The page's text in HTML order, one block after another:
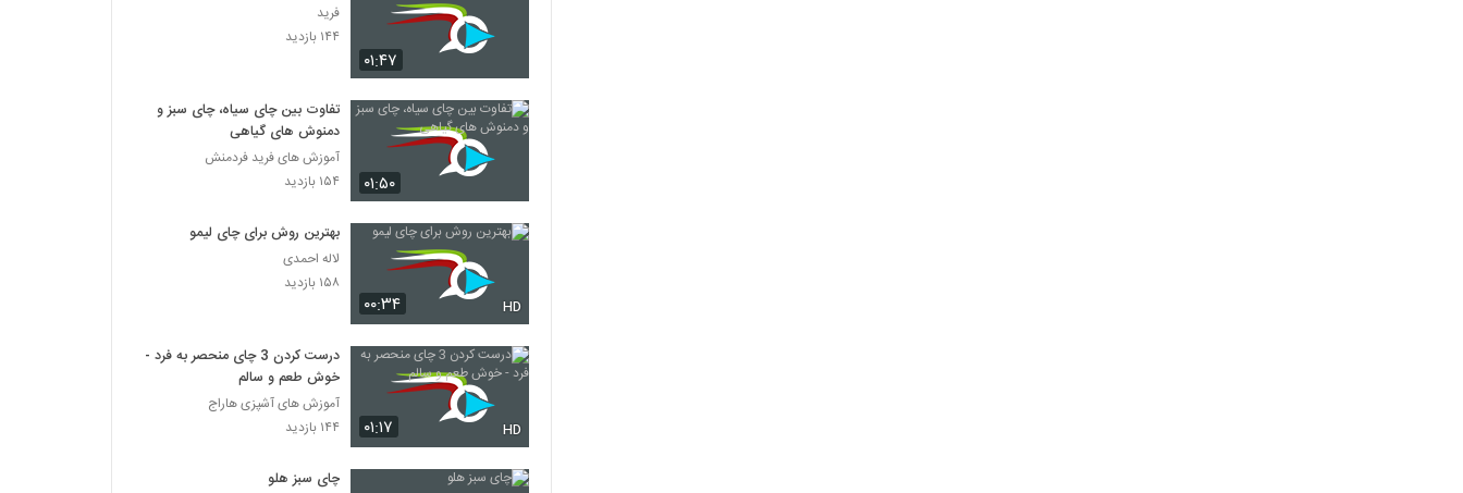
۰۱:۴۷
فرید
۱۴۴ بازدید
۰۱:۵۰
تفاوت بین چای سیاه، چای سبز و
دمنوش های گیاهی
آموزش های فرید فردمنش
۱۵۴ بازدید
۰۰:۳۴ HD
بهترین روش برای چای لیمو
لاله احمدی
۱۵۸ بازدید
۰۱:۱۷ HD
درست کردن 3 چای منحصر به فرد -
خوش طعم و سالم
آموزش های آشپزی هاراج
۱۴۴ بازدید
چای سبز هلو